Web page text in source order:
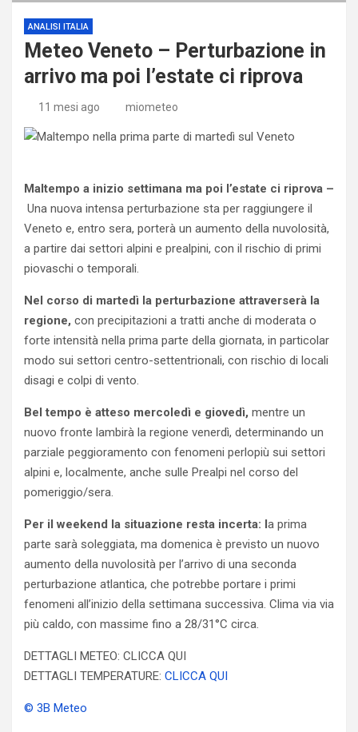
ANALISI ITALIA
Meteo Veneto – Perturbazione in
arrivo ma poi l’estate ci riprova
11 mesi ago miometeo
Maltempo a inizio settimana ma poi l’estate ci riprova –
Una nuova intensa perturbazione sta per raggiungere il
Veneto e, entro sera, porterà un aumento della nuvolosità,
a partire dai settori alpini e prealpini, con il rischio di primi
piovaschi o temporali.
Nel corso di martedì la perturbazione attraverserà la
regione, con precipitazioni a tratti anche di moderata o
forte intensità nella prima parte della giornata, in particolar
modo sui settori centro-settentrionali, con rischio di locali
disagi e colpi di vento.
Bel tempo è atteso mercoledì e giovedì, mentre un
nuovo fronte lambirà la regione venerdì, determinando un
parziale peggioramento con fenomeni perlopiù sui settori
alpini e, localmente, anche sulle Prealpi nel corso del
pomeriggio/sera.
Per il weekend la situazione resta incerta: la prima
parte sarà soleggiata, ma domenica è previsto un nuovo
aumento della nuvolosità per l’arrivo di una seconda
perturbazione atlantica, che potrebbe portare i primi
fenomeni all’inizio della settimana successiva. Clima via via
più caldo, con massime fino a 28/31°C circa.
DETTAGLI METEO: CLICCA QUI
DETTAGLI TEMPERATURE: CLICCA QUI
© 3B Meteo